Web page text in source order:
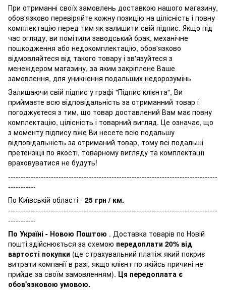
При отриманні своїх замовлень доставкою нашого магазину,
обов'язково перевіряйте кожну позицію на цілісність і повну
комплектацію перед тим як залишити свій підпис. Якщо під
час огляду, ви помітили заводський брак, механічне
пошкодження або недокомплектацію, обов'язково
відмовляйтеся від такого товару і зв'язуйтеся з
менеждером магазину, за яким закріплене Ваше
замовлення, для уникнення подальших недорозумінь
Залишаючи свій підпис у графі "Підпис клієнта", Ви
приймаєте всю відповідальність за отриманний товар і
погоджуєтеся з тим, що товар доставлений Вам має повну
комплектацію, цілісність і товарний вигляд. Це означає, що
з моменту підпису вже Ви несете всю подальшу
відповідальність за отриманий товар, тому всі подальші
претензіціі по якості, товарному вигляду та комплектації
враховуватися не будуть!
-----------------------------------------------------------------------------------
-----------
По Київській області - 25 грн / км.
-----------------------------------------------------------------------------------
-----------
По Україні - Новою Поштою . Доставка товарів по Новій
пошті здійснюється за схемою передоплати 20% від
вартості покупки (це страхувальний платіж який покриє
витрати компанії в разі, якщо клієнт по якійсь причині не
прийде за своїм замовленням). Ця передоплата є
обов'язковою умовою.